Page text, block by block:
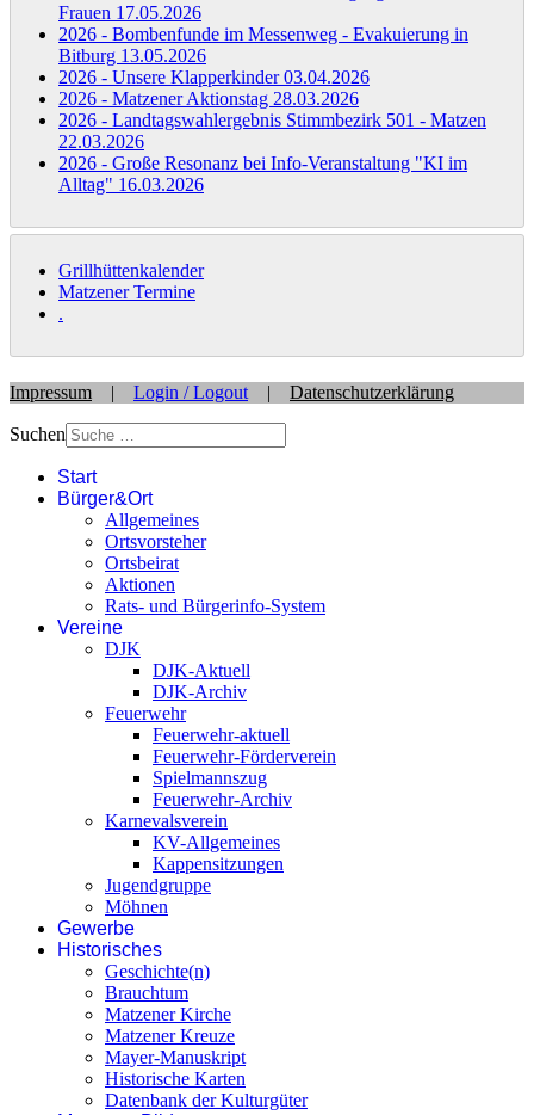
Frauen 17.05.2026
2026 - Bombenfunde im Messenweg - Evakuierung in
Bitburg 13.05.2026
2026 - Unsere Klapperkinder03.04.2026
2026 - Matzener Aktionstag 28.03.2026
2026 - Landtagswahlergebnis Stimmbezirk 501 - Matzen
22.03.2026
2026 - Große Resonanz bei Info-Veranstaltung "KI im
Alltag" 16.03.2026
Grillhüttenkalender
Matzener Termine
.
Impressum | Login / Logout | Datenschutzerklärung
Suchen
Start
Bürger&Ort
Allgemeines
Ortsvorsteher
Ortsbeirat
Aktionen
Rats- und Bürgerinfo-System
Vereine
DJK
DJK-Aktuell
DJK-Archiv
Feuerwehr
Feuerwehr-aktuell
Feuerwehr-Förderverein
Spielmannszug
Feuerwehr-Archiv
Karnevalsverein
KV-Allgemeines
Kappensitzungen
Jugendgruppe
Möhnen
Gewerbe
Historisches
Geschichte(n)
Brauchtum
Matzener Kirche
Matzener Kreuze
Mayer-Manuskript
Historische Karten
Datenbank der Kulturgüter